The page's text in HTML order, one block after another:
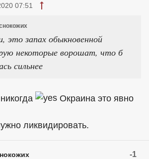
07:51
это запах обыкновенной
некоторые ворошат, что б
сильнее
Окраина это явно
ликвидировать.
-1